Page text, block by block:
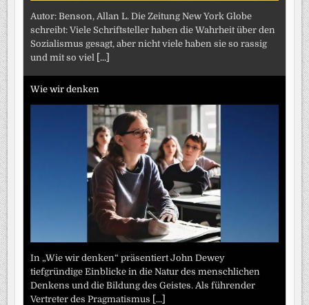
Autor: Benson, Allan L. Die Zeitung New York Globe
schreibt: Viele Schriftsteller haben die Wahrheit über den
Sozialismus gesagt, aber nicht viele haben sie so rassig
und mit so viel
[...]
Wie wir denken
In „Wie wir denken“ präsentiert John Dewey
tiefgründige Einblicke in die Natur des menschlichen
Denkens und die Bildung des Geistes. Als führender
Vertreter des Pragmatismus
[...]